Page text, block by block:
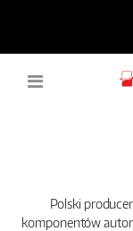
Polski
komponentów